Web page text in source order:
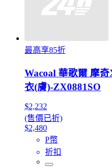
最高享85折
Wacoal 華歌爾 摩
衣(膚)-ZX0881SO
$2,232
(售價已折)
$2,480
P幣
折扣